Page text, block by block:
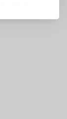
masz